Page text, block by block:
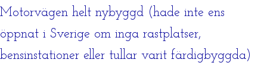
Motorvägen helt nybyggd (hade inte ens
öppnat i Sverige om inga rastplatser,
bensinstationer eller tullar varit färdigbyggda)